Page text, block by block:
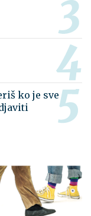
ko je sve